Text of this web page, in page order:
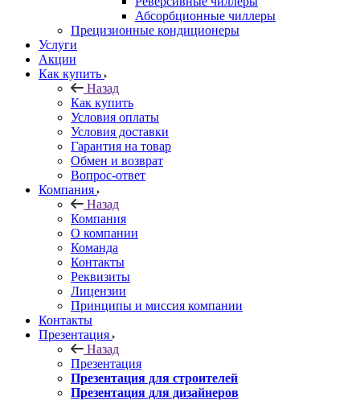
Абсорбционные чиллеры
Прецизионные кондиционеры
Услуги
Акции
Как купить
Назад
Как купить
Условия оплаты
Условия доставки
Гарантия на товар
Обмен и возврат
Вопрос-ответ
Компания
Назад
Компания
О компании
Команда
Контакты
Реквизиты
Лицензии
Принципы и миссия компании
Контакты
Презентация
Назад
Презентация
Презентация для строителей
Презентация для дизайнеров